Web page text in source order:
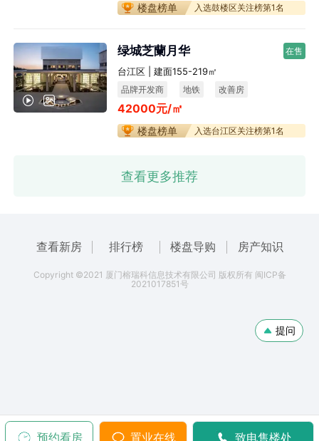
楼盘榜单 入选鼓楼区关注榜第1名
绿城芝蘭月华 在售
台江区 | 建面155-219㎡
品牌开发商 地铁
改善房
宜居生态
42000元/㎡
楼盘榜单 入选台江区关注榜第1名
查看更多推荐
查看新房 排行榜 楼盘导购 房产知识
Copyright ©2021 厦门榕瑞科信息技术有限公司 版权所有 闽ICP备
2021017851号
预约看房 置业在线 致电售楼处
提问